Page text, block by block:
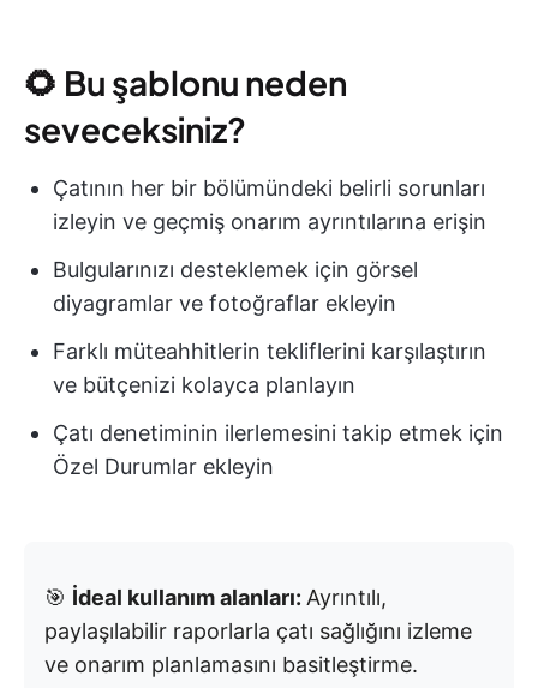
🌻 Bu şablonu neden
seveceksiniz?
Çatının her bir bölümündeki belirli sorunları
izleyin ve geçmiş onarım ayrıntılarına erişin
Bulgularınızı desteklemek için görsel
diyagramlar ve fotoğraflar ekleyin
Farklı müteahhitlerin tekliflerini karşılaştırın
ve bütçenizi kolayca planlayın
Çatı denetiminin ilerlemesini takip etmek için
Özel Durumlar ekleyin
🎯 İdeal kullanım alanları: Ayrıntılı,
paylaşılabilir raporlarla çatı sağlığını izleme
ve onarım planlamasını basitleştirme.